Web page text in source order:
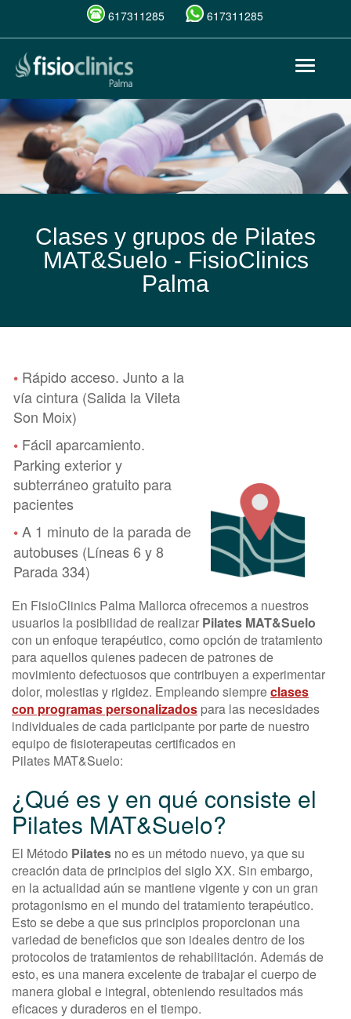
Pasar
contenido
principal
617311285 617311285
Toggle
Clases y grupos de Pilates
MAT&Suelo - FisioClinics
Palma
• Rápido acceso. Junto a la
vía cintura (Salida la Vileta
Son Moix)
• Fácil aparcamiento.
Parking exterior y
subterráneo gratuito para
pacientes
•A 1 minuto de la parada de
autobuses (Líneas 6 y 8
Parada 334)
En FisioClinics Palma Mallorca ofrecemos a nuestros
usuarios la posibilidad de realizar Pilates MAT&Suelo
con un enfoque terapéutico, como opción de tratamiento
para aquellos quienes padecen de patrones de
movimiento defectuosos que contribuyen a experimentar
dolor, molestias y rigidez. Empleando siempreclases
con programas personalizados para las necesidades
individuales de cada participante por parte de nuestro
equipo de fisioterapeutas certificados en
Pilates MAT&Suelo:
¿Qué es y en qué consiste el
Pilates MAT&Suelo?
El Método Pilates no es un método nuevo, ya que su
creación data de principios del siglo XX. Sin embargo,
en la actualidad aún se mantiene vigente y con un gran
protagonismo en el mundo del tratamiento terapéutico.
Esto se debe a que sus principios proporcionan una
variedad de beneficios que son ideales dentro de los
protocolos de tratamientos de rehabilitación. Además de
esto, es una manera excelente de trabajar el cuerpo de
manera global e integral, obteniendo resultados más
eficaces y duraderos en el tiempo.